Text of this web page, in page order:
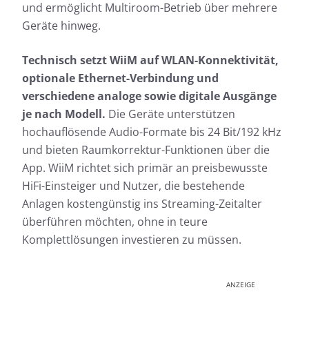
und ermöglicht Multiroom-Betrieb über mehrere
Geräte hinweg.
Technisch setzt WiiM auf WLAN-Konnektivität,
optionale Ethernet-Verbindung und
verschiedene analoge sowie digitale Ausgänge
je nach Modell. Die Geräte unterstützen
hochauflösende Audio-Formate bis 24 Bit/192 kHz
und bieten Raumkorrektur-Funktionen über die
App. WiiM richtet sich primär an preisbewusste
HiFi-Einsteiger und Nutzer, die bestehende
Anlagen kostengünstig ins Streaming-Zeitalter
überführen möchten, ohne in teure
Komplettlösungen investieren zu müssen.
ANZEIGE